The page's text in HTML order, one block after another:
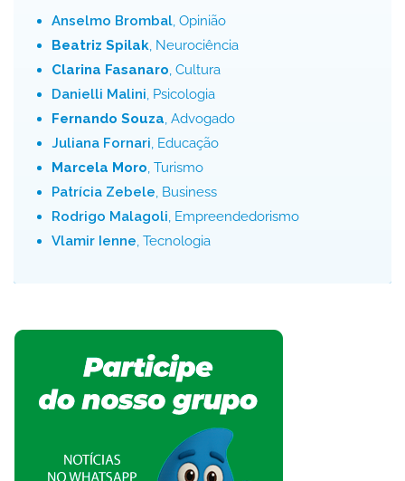
Anselmo Brombal, Opinião
Beatriz Spilak, Neurociência
Clarina Fasanaro, Cultura
Danielli Malini, Psicologia
Fernando Souza, Advogado
Juliana Fornari, Educação
Marcela Moro, Turismo
Patrícia Zebele, Business
Rodrigo Malagoli, Empreendedorismo
Vlamir Ienne, Tecnologia